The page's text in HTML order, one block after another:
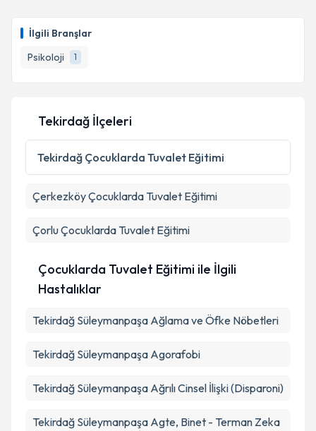
İlgili Branşlar
Psikoloji
1
Tekirdağ İlçeleri
Tekirdağ Çocuklarda Tuvalet Eğitimi
ÇerkezköyÇocuklarda Tuvalet Eğitimi
ÇorluÇocuklarda Tuvalet Eğitimi
Çocuklarda Tuvalet Eğitimi ile İlgili
Hastalıklar
Tekirdağ Süleymanpaşa Ağlama ve Öfke Nöbetleri
Tekirdağ Süleymanpaşa Agorafobi
Tekirdağ Süleymanpaşa Ağrılı Cinsel İlişki (Disparoni)
Tekirdağ Süleymanpaşa Agte, Binet - Terman Zeka